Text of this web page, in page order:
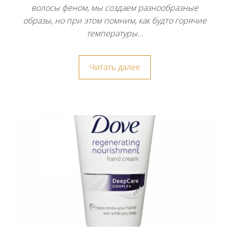
волосы феном, мы создаем разнообразные
образы, но при этом помним, как будто горячие
температуры…
Читать далее